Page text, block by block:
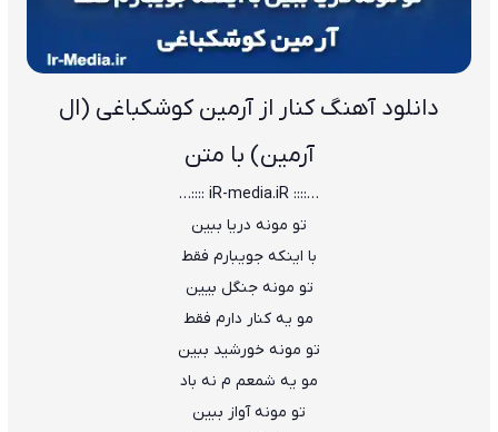
دانلود آهنگ کنار از آرمین کوشکباغی (ال
آرمین) با متن
…:::: iR-media.iR ::::…
ﺗﻮ ﻣﻮﻧﻪ درﻳﺎ ﺑﺒﻴﻦ
ﺑﺎ اﻳﻨﻜﻪ ﺟﻮﻳﺒﺎرم ﻓﻘﻄ
ﺗﻮ ﻣﻮﻧﻪ ﺟﻨﮕﻞ ﺑﻴﻴﻦ
ﻣﻮ ﻳﻪ ﻛﻨﺎر دارم ﻓﻘﻄ
ﺗﻮ ﻣﻮﻧﻪ ﺧﻮرﺷﻴﺪ ﺑﺒﻴﻦ
ﻣﻮ ﻳﻪ ﺷﻤﻌﻢ م ﻧﻪ ﺑﺎد
ﺗﻮ ﻣﻮﻧﻪ آواز ﺑﺒﻴﻦ